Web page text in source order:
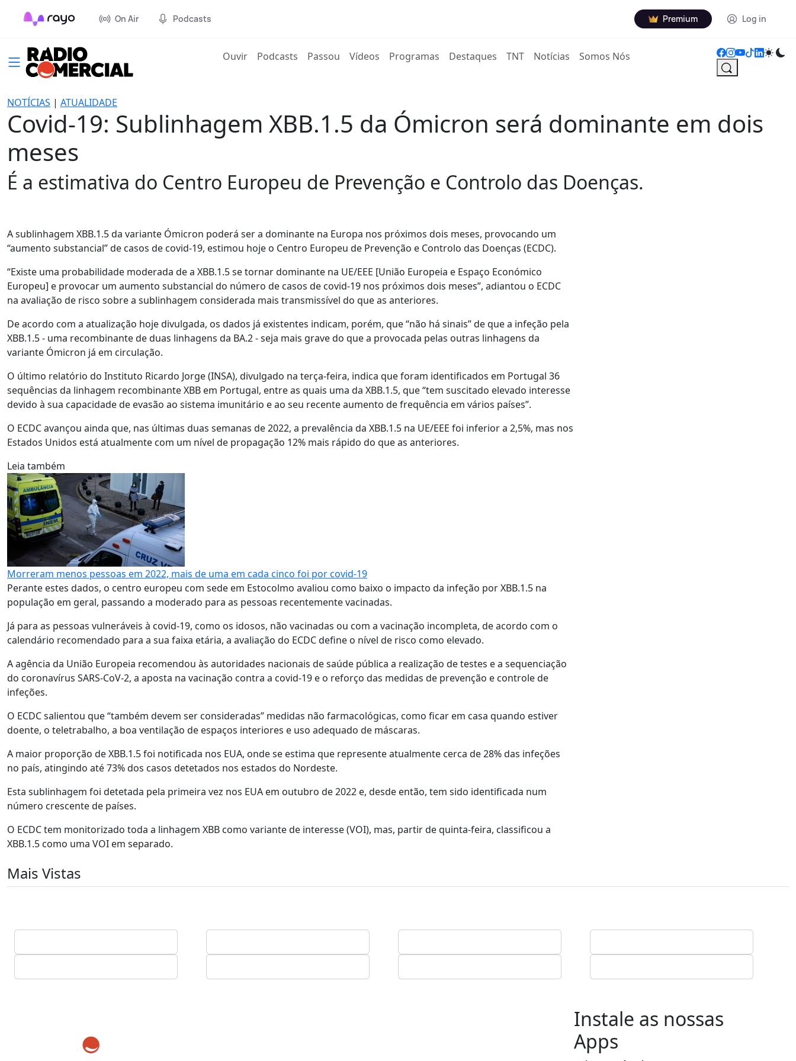
On Air Podcasts Premium Log in
Ouvir(current)
Podcasts Passou Vídeos Programas Destaques TNT Notícias Somos Nós
NOTÍCIAS | ATUALIDADE
Covid-19: Sublinhagem XBB.1.5 da Ómicron será dominante em dois
meses
É a estimativa do Centro Europeu de Prevenção e Controlo das Doenças.
A sublinhagem XBB.1.5 da variante Ómicron poderá ser a dominante na Europa nos próximos dois meses, provocando um
“aumento substancial” de casos de covid-19, estimou hoje o Centro Europeu de Prevenção e Controlo das Doenças (ECDC).
“Existe uma probabilidade moderada de a XBB.1.5 se tornar dominante na UE/EEE [União Europeia e Espaço Económico
Europeu] e provocar um aumento substancial do número de casos de covid-19 nos próximos dois meses”, adiantou o ECDC
na avaliação de risco sobre a sublinhagem considerada mais transmissível do que as anteriores.
De acordo com a atualização hoje divulgada, os dados já existentes indicam, porém, que “não há sinais” de que a infeção pela
XBB.1.5 - uma recombinante de duas linhagens da BA.2 - seja mais grave do que a provocada pelas outras linhagens da
variante Ómicron já em circulação.
O último relatório do Instituto Ricardo Jorge (INSA), divulgado na terça-feira, indica que foram identificados em Portugal 36
sequências da linhagem recombinante XBB em Portugal, entre as quais uma da XBB.1.5, que “tem suscitado elevado interesse
devido à sua capacidade de evasão ao sistema imunitário e ao seu recente aumento de frequência em vários países”.
O ECDC avançou ainda que, nas últimas duas semanas de 2022, a prevalência da XBB.1.5 na UE/EEE foi inferior a 2,5%, mas nos
Estados Unidos está atualmente com um nível de propagação 12% mais rápido do que as anteriores.
Leia também
Morreram menos pessoas em 2022, mais de uma em cada cinco foi por covid-19
Perante estes dados, o centro europeu com sede em Estocolmo avaliou como baixo o impacto da infeção por XBB.1.5 na
população em geral, passando a moderado para as pessoas recentemente vacinadas.
Já para as pessoas vulneráveis à covid-19, como os idosos, não vacinadas ou com a vacinação incompleta, de acordo com o
calendário recomendado para a sua faixa etária, a avaliação do ECDC define o nível de risco como elevado.
A agência da União Europeia recomendou às autoridades nacionais de saúde pública a realização de testes e a sequenciação
do coronavírus SARS-CoV-2, a aposta na vacinação contra a covid-19 e o reforço das medidas de prevenção e controle de
infeções.
O ECDC salientou que “também devem ser consideradas” medidas não farmacológicas, como ficar em casa quando estiver
doente, o teletrabalho, a boa ventilação de espaços interiores e uso adequado de máscaras.
A maior proporção de XBB.1.5 foi notificada nos EUA, onde se estima que represente atualmente cerca de 28% das infeções
no país, atingindo até 73% dos casos detetados nos estados do Nordeste.
Esta sublinhagem foi detetada pela primeira vez nos EUA em outubro de 2022 e, desde então, tem sido identificada num
número crescente de países.
O ECDC tem monitorizado toda a linhagem XBB como variante de interesse (VOI), mas, partir de quinta-feira, classificou a
XBB.1.5 como uma VOI em separado.
Mais Vistas
Instale as nossas
Apps